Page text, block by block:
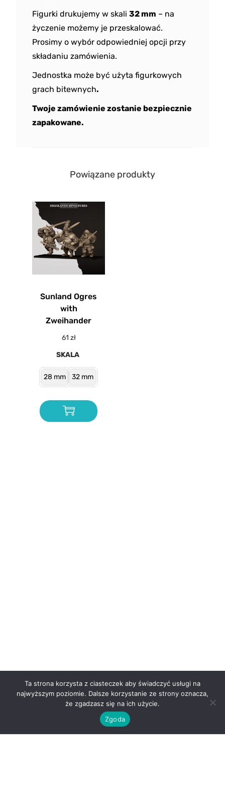
Figurki drukujemy w skali 32 mm – na
życzenie możemy je przeskalować.
Prosimy o wybór odpowiedniej opcji przy
składaniu zamówienia.
Jednostka może być użyta figurkowych
grach bitewnych.
Twoje zamówienie zostanie bezpiecznie
zapakowane.
Powiązane produkty
Sunland Ogres
with
Zweihander
61 zł
SKALA
28 mm 32 mm
Ta strona korzysta z ciasteczek aby świadczyć usługi na
najwyższym poziomie. Dalsze korzystanie ze strony oznacza,
że zgadzasz się na ich użycie.
Zgoda